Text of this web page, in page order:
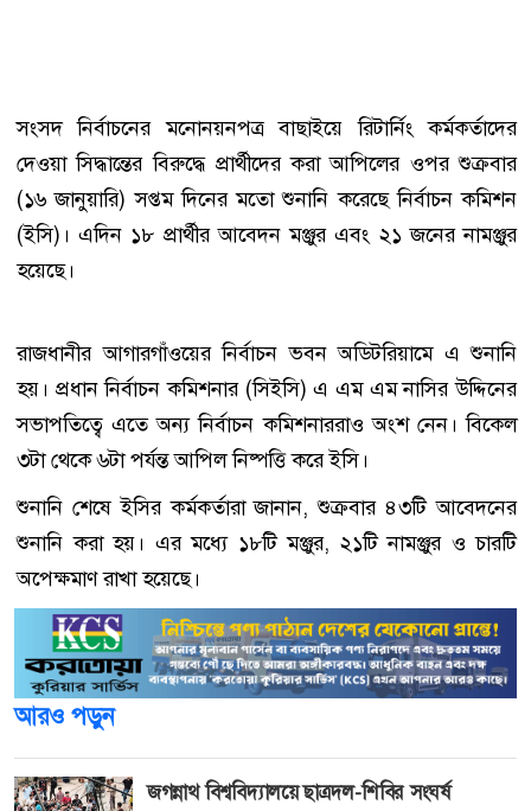
সংসদ নির্বাচনের মনোনয়নপত্র বাছাইয়ে রিটার্নিং কর্মকর্তাদের
দেওয়া সিদ্ধান্তের বিরুদ্ধে প্রার্থীদের করা আপিলের ওপর শুক্রবার
(১৬ জানুয়ারি) সপ্তম দিনের মতো শুনানি করেছে নির্বাচন কমিশন
(ইসি)। এদিন ১৮ প্রার্থীর আবেদন মঞ্জুর এবং ২১ জনের নামঞ্জুর
হয়েছে।
রাজধানীর আগারগাঁওয়ের নির্বাচন ভবন অডিটরিয়ামে এ শুনানি
হয়। প্রধান নির্বাচন কমিশনার (সিইসি) এ এম এম নাসির উদ্দিনের
সভাপতিত্বে এতে অন্য নির্বাচন কমিশনাররাও অংশ নেন। বিকেল
৩টা থেকে ৬টা পর্যন্ত আপিল নিষ্পত্তি করে ইসি।
শুনানি শেষে ইসির কর্মকর্তারা জানান, শুক্রবার ৪৩টি আবেদনের
শুনানি করা হয়। এর মধ্যে ১৮টি মঞ্জুর, ২১টি নামঞ্জুর ও চারটি
অপেক্ষমাণ রাখা হয়েছে।
আরও পড়ুন
জগন্নাথ বিশ্ববিদ্যালয়ে ছাত্রদল-শিবির সংঘর্ষ